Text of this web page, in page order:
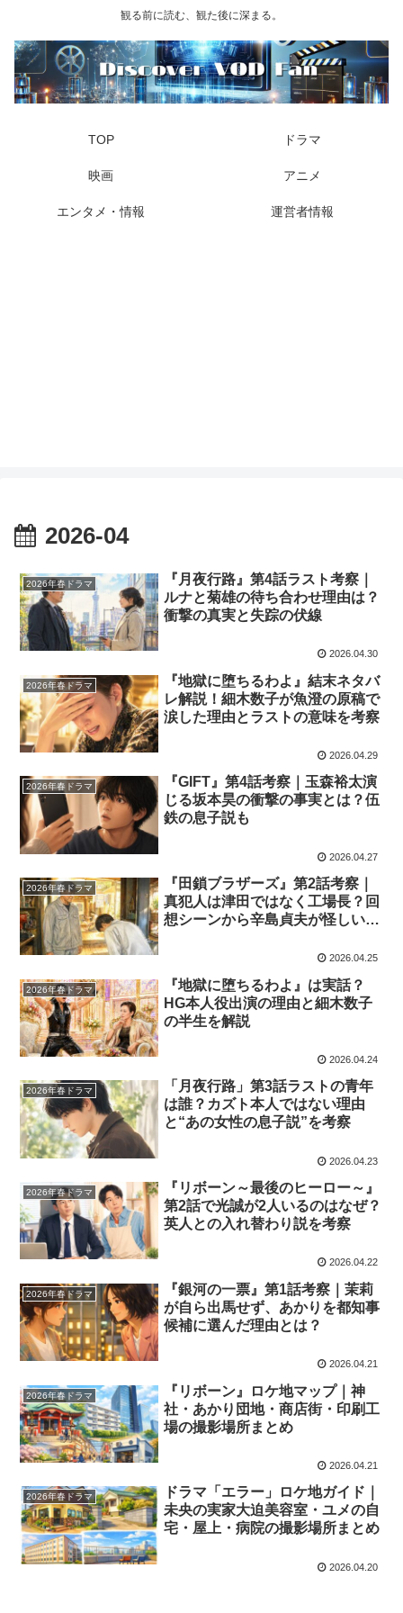
観る前に読む、観た後に深まる。
TOP ドラマ
映画 アニメ
エンタメ・情報 運営者情報
2026-04
2026年春ドラマ
『月夜行路』第4話ラスト考察｜
ルナと菊雄の待ち合わせ理由は？
衝撃の真実と失踪の伏線
2026.04.30
2026年春ドラマ
『地獄に堕ちるわよ』結末ネタバ
レ解説！細木数子が魚澄の原稿で
涙した理由とラストの意味を考察
2026.04.29
2026年春ドラマ
『GIFT』第4話考察｜玉森裕太演
じる坂本昊の衝撃の事実とは？伍
鉄の息子説も
2026.04.27
2026年春ドラマ
『田鎖ブラザーズ』第2話考察｜
真犯人は津田ではなく工場長？回
想シーンから辛島貞夫が怪しい理
2026.04.25
2026年春ドラマ
『地獄に堕ちるわよ』は実話？
HG本人役出演の理由と細木数子
の半生を解説
2026.04.24
2026年春ドラマ
「月夜行路」第3話ラストの青年
は誰？カズト本人ではない理由
と“あの女性の息子説”を考察
2026.04.23
2026年春ドラマ
『リボーン～最後のヒーロー～』
第2話で光誠が2人いるのはなぜ？
英人との入れ替わり説を考察
2026.04.22
2026年春ドラマ
『銀河の一票』第1話考察｜茉莉
が自ら出馬せず、あかりを都知事
候補に選んだ理由とは？
2026.04.21
2026年春ドラマ
『リボーン』ロケ地マップ｜神
社・あかり団地・商店街・印刷工
場の撮影場所まとめ
2026.04.21
2026年春ドラマ
ドラマ「エラー」ロケ地ガイド｜
未央の実家大迫美容室・ユメの自
宅・屋上・病院の撮影場所まとめ
2026.04.20